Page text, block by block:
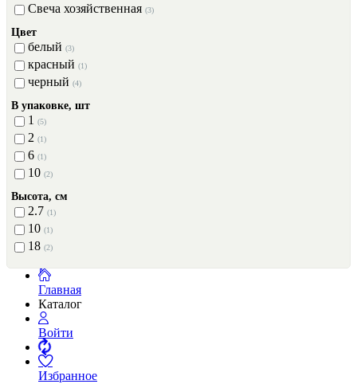
Свеча хозяйственная (3)
Цвет
белый (3)
красный (1)
черный (4)
В упаковке, шт
1 (5)
2 (1)
6 (1)
10 (2)
Высота, см
2.7 (1)
10 (1)
18 (2)
Главная
Каталог
Войти
Избранное